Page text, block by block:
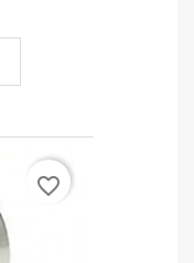
favorite_border